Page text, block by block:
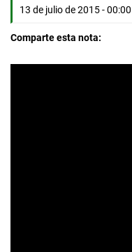
13 de julio de 2015 - 00:00
Comparte esta nota: